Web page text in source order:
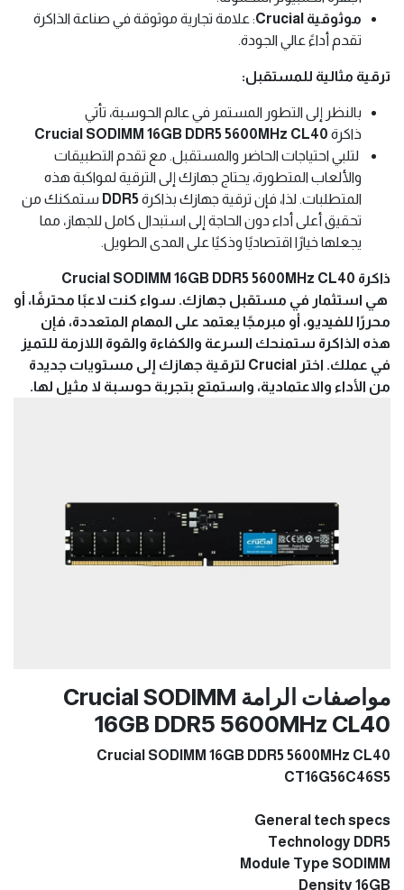
موثوقية Crucial
: علامة تجارية موثوقة في صناعة الذاكرة
تقدم أداءً عالي الجودة.
ترقية مثالية للمستقبل:
بالنظر إلى التطور المستمر في عالم الحوسبة، تأتي
ذاكرة Crucial SODIMM 16GB DDR5 5600MHz CL40
لتلبي احتياجات الحاضر والمستقبل. مع تقدم التطبيقات
والألعاب المتطورة، يحتاج جهازك إلى الترقية لمواكبة هذه
المتطلبات. لذا، فإن ترقية جهازك بذاكرةDDR5 ستمكنك من
تحقيق أعلى أداء دون الحاجة إلى استبدال كامل للجهاز، مما
يجعلها خيارًا اقتصاديًا وذكيًا على المدى الطويل.
ذاكرة Crucial SODIMM 16GB DDR5 5600MHz CL40
هي استثمار في مستقبل جهازك. سواء كنت لاعبًا محترفًا، أو
محررًا للفيديو، أو مبرمجًا يعتمد على المهام المتعددة، فإن
هذه الذاكرة ستمنحك السرعة والكفاءة والقوة اللازمة للتميز
في عملك. اختر Crucial لترقية جهازك إلى مستويات جديدة
من الأداء والاعتمادية، واستمتع بتجربة حوسبة لا مثيل لها.
مواصفات الرامة Crucial SODIMM
16GB DDR5 5600MHz CL40
Crucial SODIMM 16GB DDR5 5600MHz CL40
CT16G56C46S5
General tech specs
Technology DDR5
Module Type SODIMM
Density 16GB